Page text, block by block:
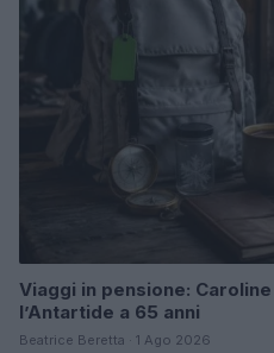
Viaggi in pensione:
l’Antartide a 65 anni
Beatrice Beretta · 1 Ago 2026